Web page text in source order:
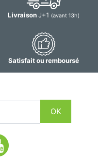
LivraisonJ+1 (avant 13h)
Satisfait ou remboursé
OK